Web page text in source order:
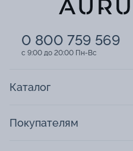
0 800 759 569
c 9:00 до 20:00 Пн-Вс
Каталог
Покупателям